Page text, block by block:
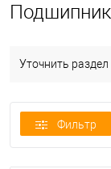
Уточнить раздел
Фильтр